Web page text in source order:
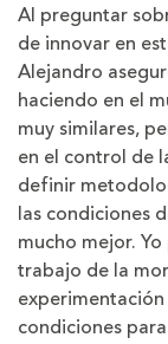
Al preguntar
de innovar en
Alejandro
haciendo en el
muy similares,
en el control de
definir
las condiciones
mucho mejor.
trabajo de la
condiciones